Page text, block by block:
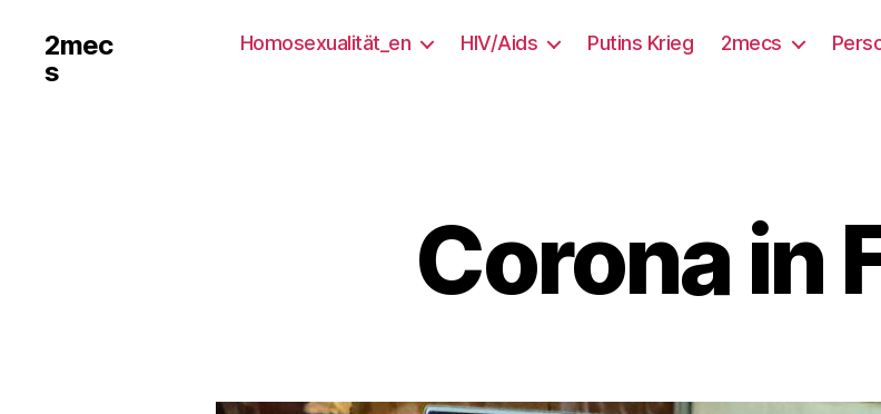
2mec
s
Homosexualität_en HIV/Aids Putins Krieg 2mecs
Corona in